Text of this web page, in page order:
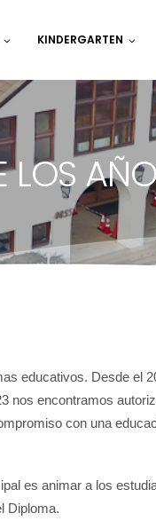
KINDERGARTEN
educativos. Desde el
nos encontramos
con una
es animar a los
Diploma.